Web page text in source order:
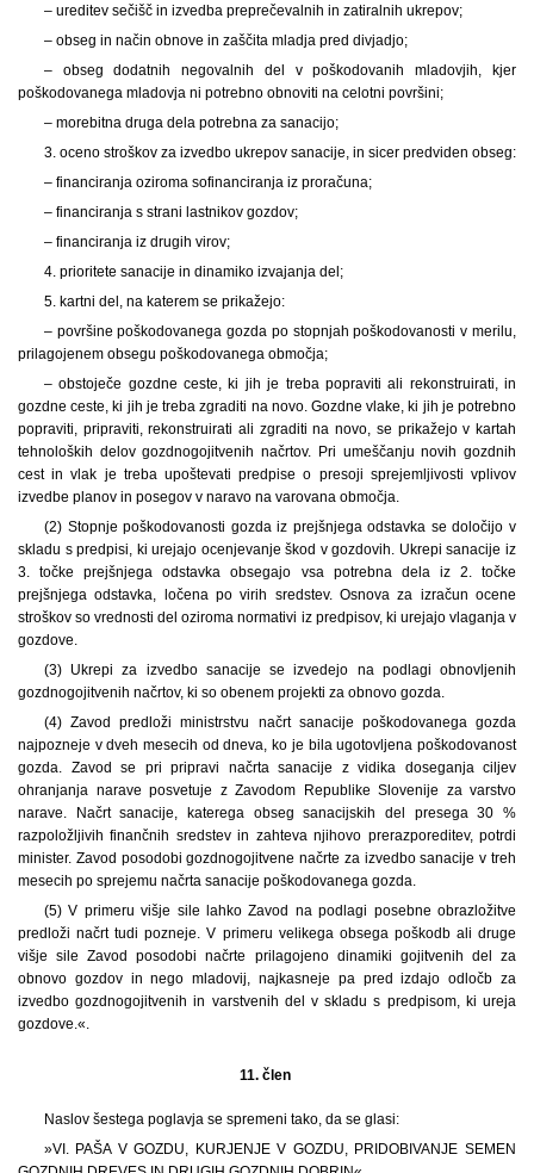
– ureditev sečišč in izvedba preprečevalnih in zatiralnih ukrepov;
– obseg in način obnove in zaščita mladja pred divjadjo;
– obseg dodatnih negovalnih del v poškodovanih mladovjih, kjer
poškodovanega mladovja ni potrebno obnoviti na celotni površini;
– morebitna druga dela potrebna za sanacijo;
3. oceno stroškov za izvedbo ukrepov sanacije, in sicer predviden obseg:
– financiranja oziroma sofinanciranja iz proračuna;
– financiranja s strani lastnikov gozdov;
– financiranja iz drugih virov;
4. prioritete sanacije in dinamiko izvajanja del;
5. kartni del, na katerem se prikažejo:
– površine poškodovanega gozda po stopnjah poškodovanosti v merilu,
prilagojenem obsegu poškodovanega območja;
– obstoječe gozdne ceste, ki jih je treba popraviti ali rekonstruirati, in
gozdne ceste, ki jih je treba zgraditi na novo. Gozdne vlake, ki jih je potrebno
popraviti, pripraviti, rekonstruirati ali zgraditi na novo, se prikažejo v kartah
tehnoloških delov gozdnogojitvenih načrtov. Pri umeščanju novih gozdnih
cest in vlak je treba upoštevati predpise o presoji sprejemljivosti vplivov
izvedbe planov in posegov v naravo na varovana območja.
(2) Stopnje poškodovanosti gozda iz prejšnjega odstavka se določijo v
skladu s predpisi, ki urejajo ocenjevanje škod v gozdovih. Ukrepi sanacije iz
3. točke prejšnjega odstavka obsegajo vsa potrebna dela iz 2. točke
prejšnjega odstavka, ločena po virih sredstev. Osnova za izračun ocene
stroškov so vrednosti del oziroma normativi iz predpisov, ki urejajo vlaganja v
gozdove.
(3) Ukrepi za izvedbo sanacije se izvedejo na podlagi obnovljenih
gozdnogojitvenih načrtov, ki so obenem projekti za obnovo gozda.
(4) Zavod predloži ministrstvu načrt sanacije poškodovanega gozda
najpozneje v dveh mesecih od dneva, ko je bila ugotovljena poškodovanost
gozda. Zavod se pri pripravi načrta sanacije z vidika doseganja ciljev
ohranjanja narave posvetuje z Zavodom Republike Slovenije za varstvo
narave. Načrt sanacije, katerega obseg sanacijskih del presega 30 %
razpoložljivih finančnih sredstev in zahteva njihovo prerazporeditev, potrdi
minister. Zavod posodobi gozdnogojitvene načrte za izvedbo sanacije v treh
mesecih po sprejemu načrta sanacije poškodovanega gozda.
(5) V primeru višje sile lahko Zavod na podlagi posebne obrazložitve
predloži načrt tudi pozneje. V primeru velikega obsega poškodb ali druge
višje sile Zavod posodobi načrte prilagojeno dinamiki gojitvenih del za
obnovo gozdov in nego mladovij, najkasneje pa pred izdajo odločb za
izvedbo gozdnogojitvenih in varstvenih del v skladu s predpisom, ki ureja
gozdove.«.
11. člen
Naslov šestega poglavja se spremeni tako, da se glasi:
»VI. PAŠA V GOZDU, KURJENJE V GOZDU, PRIDOBIVANJE SEMEN